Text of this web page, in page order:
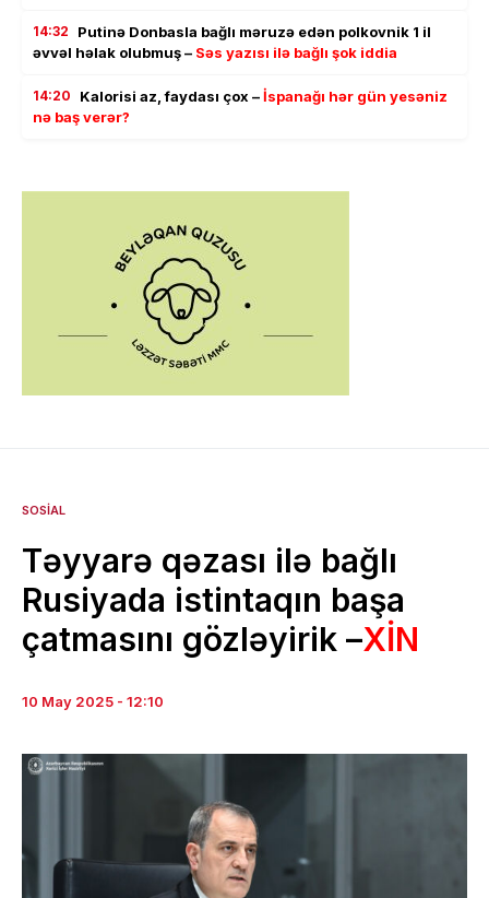
14:32
Putinə Donbasla bağlı məruzə edən polkovnik 1 il
əvvəl həlak olubmuş – Səs yazısı ilə bağlı şok iddia
14:20 Kalorisi az, faydası çox –İspanağı hər gün yesəniz
nə baş verər?
SOSIAL
Təyyarə qəzası ilə bağlı
Rusiyada istintaqın başa
çatmasını gözləyirik –XİN
10 May 2025 - 12:10